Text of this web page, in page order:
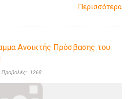
Περισσότερα
Ανοικτής Πρόσβασης του
Προβολές: 1268